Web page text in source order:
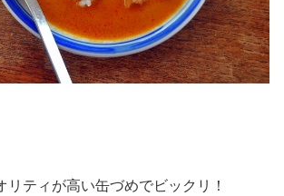
リティが高い缶づめでビックリ！